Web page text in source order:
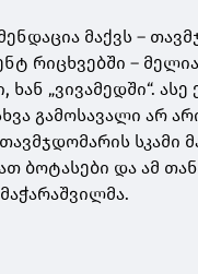
მაქვს –
რიცხვებში –
„ვივამედში“.
გამოსავალი არ
სკამი
ბოტასები და ამ